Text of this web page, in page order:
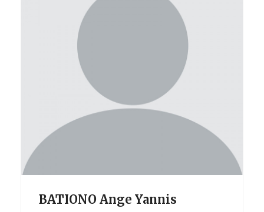
BATIONO Ange Yannis